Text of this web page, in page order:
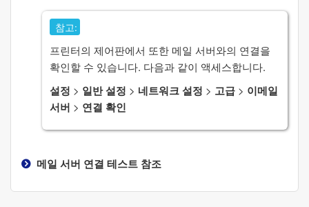
참고:
프린터의 제어판에서 또한 메일 서버와의 연결을
확인할 수 있습니다. 다음과 같이 액세스합니다.
설정 > 일반 설정 > 네트워크 설정 > 고급> 이메일
서버 > 연결 확인
메일 서버 연결 테스트 참조